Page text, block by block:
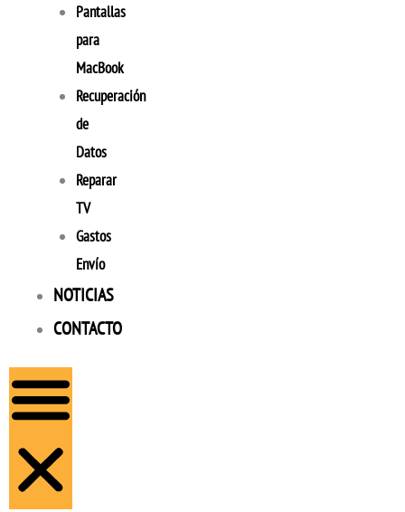
Pantallas
para
MacBook
Recuperación
de
Datos
Reparar
TV
Gastos
Envío
NOTICIAS
CONTACTO